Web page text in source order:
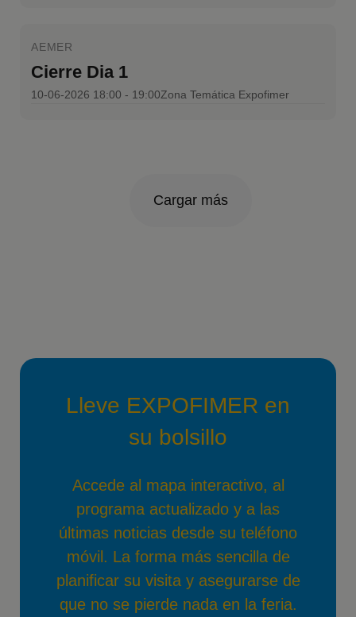
AEMER
Cierre Dia 1
10-06-2026 18:00 - 19:00Zona Temática Expofimer
Cargar más
Lleve EXPOFIMER en
su bolsillo
Accede al mapa interactivo, al
programa actualizado y a las
últimas noticias desde su teléfono
móvil. La forma más sencilla de
planificar su visita y asegurarse de
que no se pierde nada en la feria.